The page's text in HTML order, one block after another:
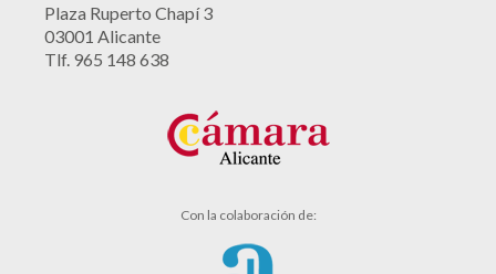
Plaza Ruperto Chapí 3
03001 Alicante
Tlf. 965 148 638
Con la colaboración de: